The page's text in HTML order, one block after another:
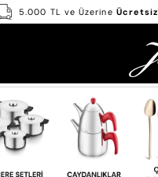
5.000 TL ve Üzerine